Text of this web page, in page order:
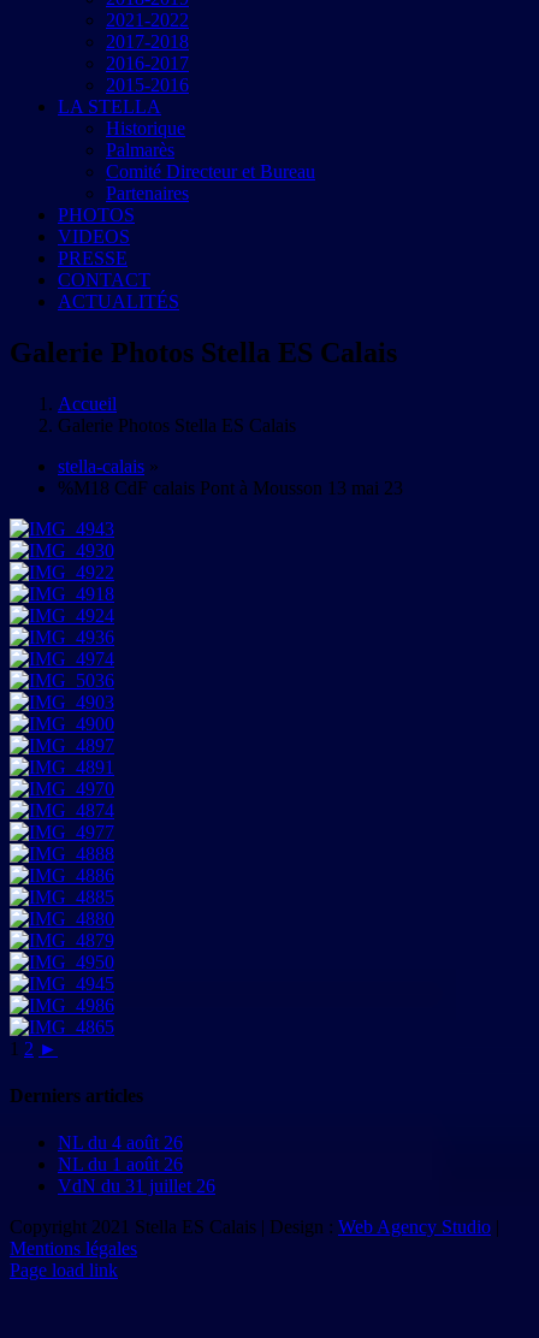
2021-2022
2017-2018
2016-2017
2015-2016
LA STELLA
Historique
Palmarès
Comité Directeur et Bureau
Partenaires
PHOTOS
VIDEOS
PRESSE
CONTACT
ACTUALITÉS
Galerie Photos Stella ES Calais
Accueil
Galerie Photos Stella ES Calais
stella-calais »
%M18 CdF calais Pont à Mousson 13 mai 23
1 2 ►
Derniers articles
NL du 4 août 26
NL du 1 août 26
VdN du 31 juillet 26
Copyright 2021 Stella ES Calais | Design : Web Agency Studio |
Mentions légales
Page load link